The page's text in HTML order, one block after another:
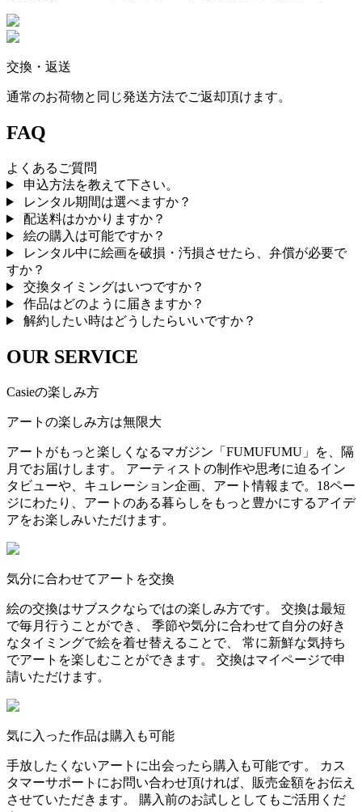
交換・返送
通常のお荷物と同じ発送方法でご返却頂けます。
FAQ
よくあるご質問
申込方法を教えて下さい。
レンタル期間は選べますか？
配送料はかかりますか？
絵の購入は可能ですか？
レンタル中に絵画を破損・汚損させたら、弁償が必要で
すか？
交換タイミングはいつですか？
作品はどのように届きますか？
解約したい時はどうしたらいいですか？
OUR SERVICE
Casieの楽しみ方
アートの楽しみ方は無限大
アートがもっと楽しくなるマガジン「FUMUFUMU」を、隔
月でお届けします。 アーティストの制作や思考に迫るイン
タビューや、キュレーション企画、アート情報まで。18ペー
ジにわたり、アートのある暮らしをもっと豊かにするアイデ
アをお楽しみいただけます。
気分に合わせてアートを交換
絵の交換はサブスクならではの楽しみ方です。 交換は最短
で毎月行うことができ、 季節や気分に合わせて自分の好き
なタイミングで絵を着せ替えることで、 常に新鮮な気持ち
でアートを楽しむことができます。 交換はマイページで申
請いただけます。
気に入った作品は購入も可能
手放したくないアートに出会ったら購入も可能です。 カス
タマーサポートにお問い合わせ頂ければ、販売金額をお伝え
させていただきます。 購入前のお試しとしてもご活用くだ